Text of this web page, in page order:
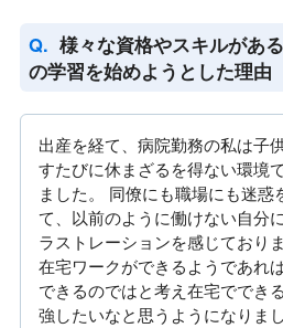
様々な資格やスキルがあ
の学習を始めようとした理由
出産を経て、病院勤務の私は子
すたびに休まざるを得ない環境
ました。 同僚にも職場にも迷惑
て、以前のように働けない自分
ラストレーションを感じておりま
在宅ワークができるようであれ
できるのではと考え在宅ででき
強したいなと思うようになりまし